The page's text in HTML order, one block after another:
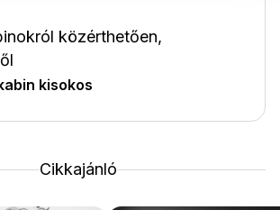
közérthetően,
kisokos
Cikkajánló